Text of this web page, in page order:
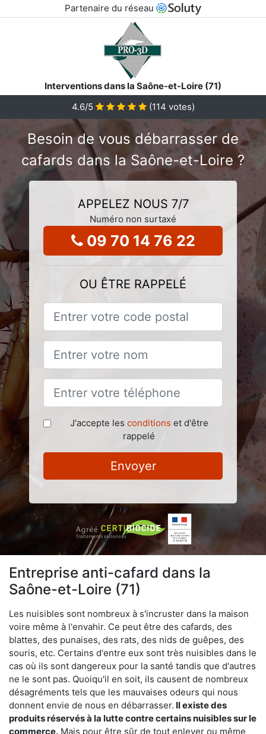
Partenaire du réseau
Interventions dans la Saône-et-Loire (71)
4.6/5 (114 votes)
Besoin de vous débarrasser de
cafards dans la Saône-et-Loire ?
APPELEZ NOUS 7/7
Numéro non surtaxé
09 70 14 76 22
OU ÊTRE RAPPELÉ
J'accepte les conditions et d'être
rappelé
Envoyer
Entreprise anti-cafard dans la
Saône-et-Loire (71)
Les nuisibles sont nombreux à s'incruster dans la maison
voire même à l'envahir. Ce peut être des cafards, des
blattes, des punaises, des rats, des nids de guêpes, des
souris, etc. Certains d'entre eux sont très nuisibles dans le
cas où ils sont dangereux pour la santé tandis que d'autres
ne le sont pas. Quoiqu'il en soit, ils causent de nombreux
désagréments tels que les mauvaises odeurs qui nous
donnent envie de nous en débarrasser. Il existe des
produits réservés à la lutte contre certains nuisibles sur le
commerce. Mais pour être sûr de tout enlever ou même